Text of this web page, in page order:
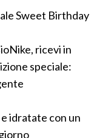
Sweet Birthday
ricevi in
speciale:
idratate con un